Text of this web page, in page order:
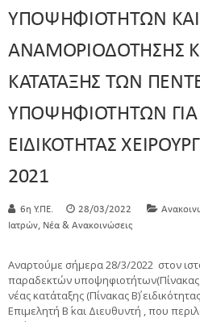
ΥΠΟΨΗΦΙΟΤΗΤΩΝ ΚΑΙ
ΑΝΑΜΟΡΙΟΔΟΤΗΣΗΣ
ΚΑΤΑΤΑΞΗΣ ΤΩΝ
ΥΠΟΨΗΦΙΟΤΗΤΩΝ
ΕΙΔΙΚΟΤΗΤΑΣ
2021
6η Υ.ΠΕ. 28/03/2022
Ιατρών, Νέα & Ανακοινώσεις
Αναρτούμε σήμερα 28/3/2022 στον
παραδεκτών υποψηφιοτήτων(Πίνακας
νέας κατάταξης (Πίνακας Β΄)
Επιμελητή Β΄ και Διευθυντή , που